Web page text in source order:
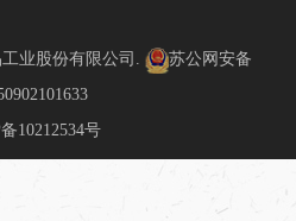
业股份有限公司.
苏公网安备
10212534号